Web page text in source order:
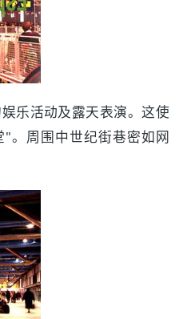
乐活动及露天表演。这使
。周围中世纪街巷密如网